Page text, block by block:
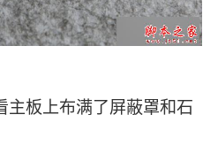
主板上布满了屏蔽罩和石